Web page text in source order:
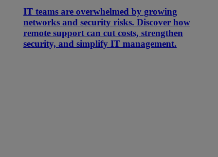
IT teams are overwhelmed by growing
networks and security risks. Discover how
remote support can cut costs, strengthen
security, and simplify IT management.